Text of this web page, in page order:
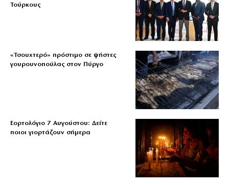
Τούρκους
«Τσουχτερό» πρόστιμο σε ψήστες
γουρουνοπούλας στον Πύργο
Εορτολόγιο 7 Αυγούστου: Δείτε
ποιοι γιορτάζουν σήμερα